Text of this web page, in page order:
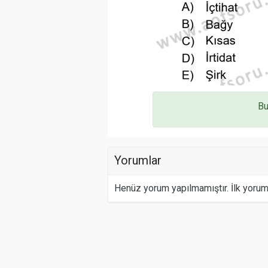
Yorumlar
Henüz yorum yapılmamıştır. İlk